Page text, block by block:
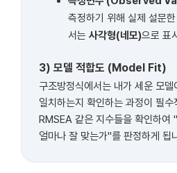
측정하기 위해 실제 설문
서는 사각형(네모)으로 표
3) 모델 적합도 (Model Fit)
구조방정식에서는 내가 세운 모
일치하는지 확인하는 과정이 필
RMSEA 같은 지수들을 확인하여
얼마나 잘 맞는가"를 판정하게 됩